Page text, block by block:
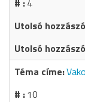
4
10